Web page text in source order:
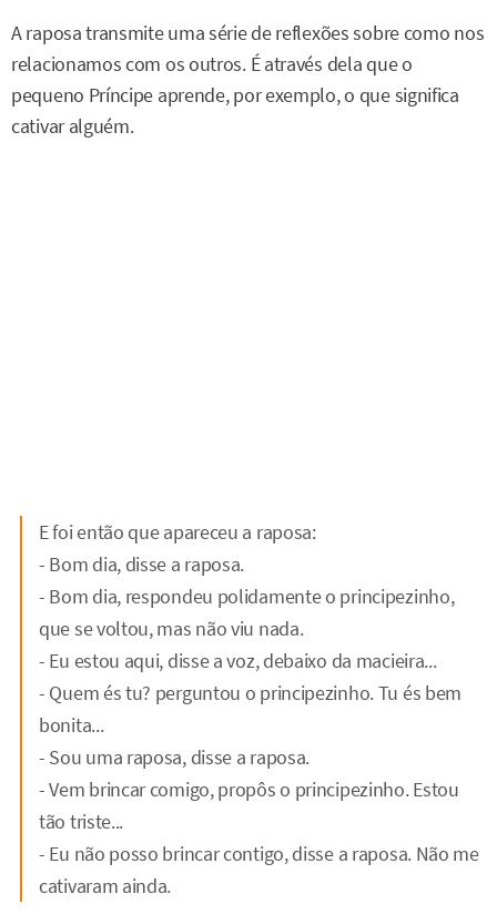
A raposa transmite uma série de reflexões sobre como nos
relacionamos com os outros. É através dela que o
pequeno Príncipe aprende, por exemplo, o que significa
cativar alguém.
E foi então que apareceu a raposa:
- Bom dia, disse a raposa.
- Bom dia, respondeu polidamente o principezinho,
que se voltou, mas não viu nada.
- Eu estou aqui, disse a voz, debaixo da macieira...
- Quem és tu? perguntou o principezinho. Tu és bem
bonita...
- Sou uma raposa, disse a raposa.
- Vem brincar comigo, propôs o principezinho. Estou
tão triste...
- Eu não posso brincar contigo, disse a raposa. Não me
cativaram ainda.